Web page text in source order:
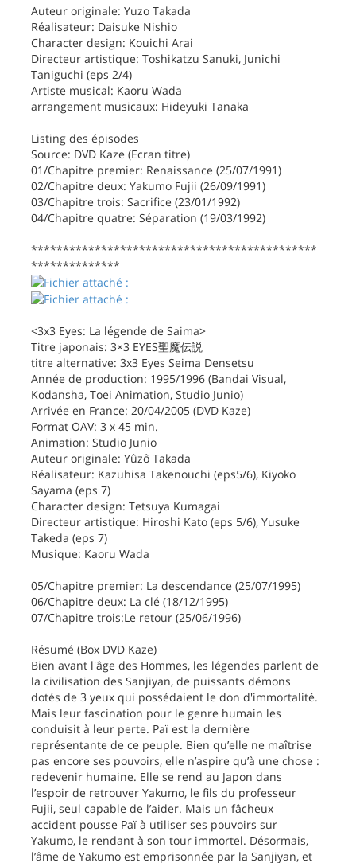
Auteur originale: Yuzo Takada
Réalisateur: Daisuke Nishio
Character design: Kouichi Arai
Directeur artistique: Toshikatzu Sanuki, Junichi
Taniguchi (eps 2/4)
Artiste musical: Kaoru Wada
arrangement musicaux: Hideyuki Tanaka
Listing des épisodes
Source: DVD Kaze (Ecran titre)
01/Chapitre premier: Renaissance (25/07/1991)
02/Chapitre deux: Yakumo Fujii (26/09/1991)
03/Chapitre trois: Sacrifice (23/01/1992)
04/Chapitre quatre: Séparation (19/03/1992)
*********************************************
**************
<3x3 Eyes: La légende de Saima>
Titre japonais: 3×3 EYES聖魔伝説
titre alternative: 3x3 Eyes Seima Densetsu
Année de production: 1995/1996 (Bandai Visual,
Kodansha, Toei Animation, Studio Junio)
Arrivée en France: 20/04/2005 (DVD Kaze)
Format OAV: 3 x 45 min.
Animation: Studio Junio
Auteur originale: Yûzô Takada
Réalisateur: Kazuhisa Takenouchi (eps5/6), Kiyoko
Sayama (eps 7)
Character design: Tetsuya Kumagai
Directeur artistique: Hiroshi Kato (eps 5/6), Yusuke
Takeda (eps 7)
Musique: Kaoru Wada
05/Chapitre premier: La descendance (25/07/1995)
06/Chapitre deux: La clé (18/12/1995)
07/Chapitre trois:Le retour (25/06/1996)
Résumé (Box DVD Kaze)
Bien avant l'âge des Hommes, les légendes parlent de
la civilisation des Sanjiyan, de puissants démons
dotés de 3 yeux qui possédaient le don d'immortalité.
Mais leur fascination pour le genre humain les
conduisit à leur perte. Paï est la dernière
représentante de ce peuple. Bien qu’elle ne maîtrise
pas encore ses pouvoirs, elle n’aspire qu’à une chose :
redevenir humaine. Elle se rend au Japon dans
l’espoir de retrouver Yakumo, le fils du professeur
Fujii, seul capable de l’aider. Mais un fâcheux
accident pousse Paï à utiliser ses pouvoirs sur
Yakumo, le rendant à son tour immortel. Désormais,
l’âme de Yakumo est emprisonnée par la Sanjiyan, et